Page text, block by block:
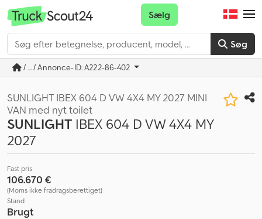
Søg
Sælg
/ ... / Annonce-ID: A222-86-402
SUNLIGHT IBEX 604 D VW 4X4 MY 2027 MINI
VAN med nyt toilet
SUNLIGHT IBEX 604 D VW 4X4 MY
2027
Fast pris
106.670 €
(Moms ikke fradragsberettiget)
Stand
Brugt